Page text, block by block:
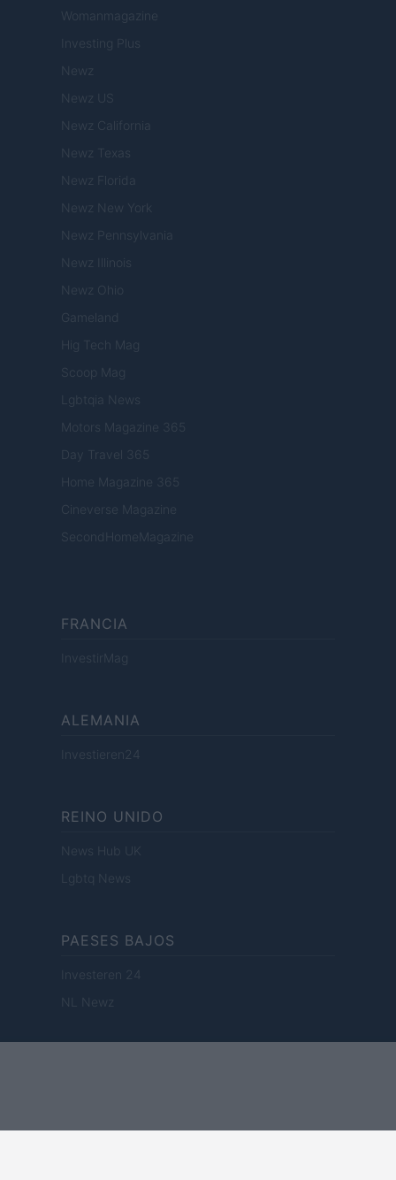
Womanmagazine
Investing Plus
Newz
Newz US
Newz California
Newz Texas
Newz Florida
Newz New York
Newz Pennsylvania
Newz Illinois
Newz Ohio
Gameland
Hig Tech Mag
Scoop Mag
Lgbtqia News
Motors Magazine 365
Day Travel 365
Home Magazine 365
Cineverse Magazine
SecondHomeMagazine
FRANCIA
InvestirMag
ALEMANIA
Investieren24
REINO UNIDO
News Hub UK
Lgbtq News
PAESES BAJOS
Investeren 24
NL Newz